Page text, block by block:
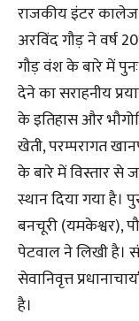
राजकीय इंटर कालेज
अरविंद गौड़ ने वर्ष
गौड़ वंश के बारे में
देने का सराहनीय
के इतिहास और
खेती, परम्परागत
के बारे में विस्तार से
स्थान दिया गया
बनचूरी (यमकेश्वर),
पेटवाल ने लिखी है।
सेवानिवृत्त
है।